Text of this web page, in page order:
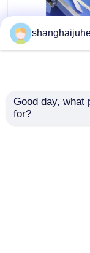
21KW 중국 안주
는 샤오빙 상업
Good day, what
for?